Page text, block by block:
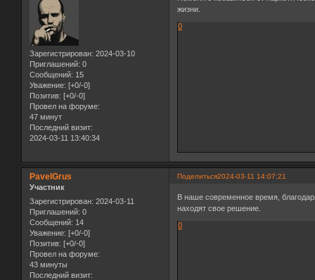
Зарегистрирован: 2024-03-10
Приглашений: 0
Сообщений: 15
Уважение: [+0/-0]
Позитив: [+0/-0]
Провел на форуме:
47 минут
Последний визит:
2024-03-11 13:40:34
жизни.
0
Поделиться2024-03-11 14:07:21
PavelGrus
Участник
Зарегистрирован: 2024-03-11
Приглашений: 0
Сообщений: 14
Уважение: [+0/-0]
Позитив: [+0/-0]
Провел на форуме:
43 минуты
Последний визит:
В наше современное время,
находят свое решение.
0